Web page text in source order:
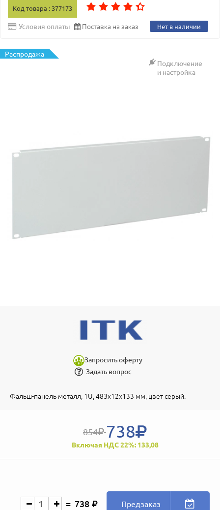
Код товара : 377173
Условия оплаты Поставка на заказ Нет в наличии
Распродажа
Подключение
и настройка
Запросить оферту
Задать вопрос
Фальш-панель металл, 1U, 483х12х133 мм, цвет серый.
854 738
Включая НДС 22%: 133,08
738 Предзаказ